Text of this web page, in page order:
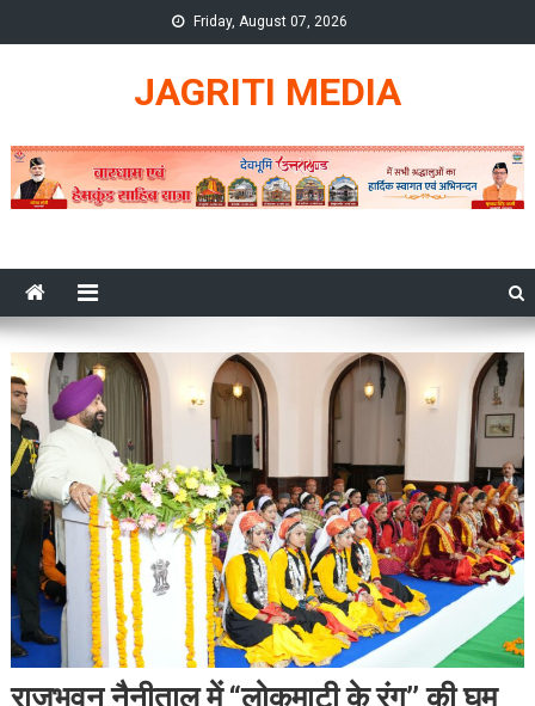
to
Friday, August 07, 2026
JAGRITI MEDIA
राजभवन नैनीताल में “लोकमाटी के रंग’’ की घूम